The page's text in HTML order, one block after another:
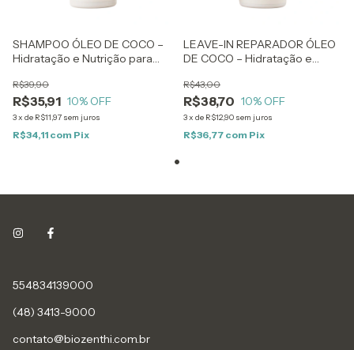
SHAMPOO ÓLEO DE COCO –
Hidratação e Nutrição para
Danificados – 250ml
R$35,91
R$39,90
10% OFF
3x de R$11,97 sem juros
R$34,11 com Pix
LEAVE-IN REPARADOR ÓLEO
DE COCO – Hidratação e
e Danificados – 200ml
R$38,70
R$43,00
10% OFF
3x de R$12,90 sem juros
R$36,77 com Pix
554834139000
(48) 3413-9000
contato@biozenthi.com.br